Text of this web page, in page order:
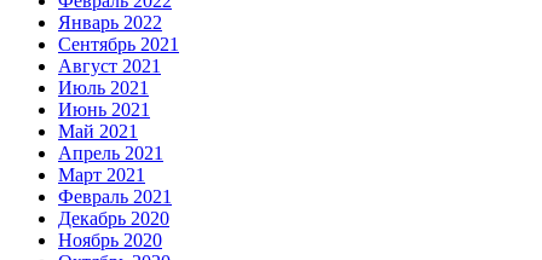
Январь 2022
Сентябрь 2021
Август 2021
Июль 2021
Июнь 2021
Май 2021
Апрель 2021
Март 2021
Февраль 2021
Декабрь 2020
Ноябрь 2020